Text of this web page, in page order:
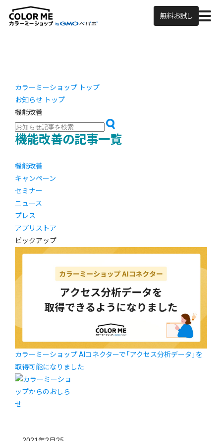
無料お試し
カラーミーショップ トップ
お知らせ トップ
機能改善
機能改善の記事一覧
機能改善
キャンペーン
セミナー
ニュース
プレス
アプリストア
ピックアップ
カラーミーショップ AIコネクターで「アクセス分析データ」を
取得可能になりました